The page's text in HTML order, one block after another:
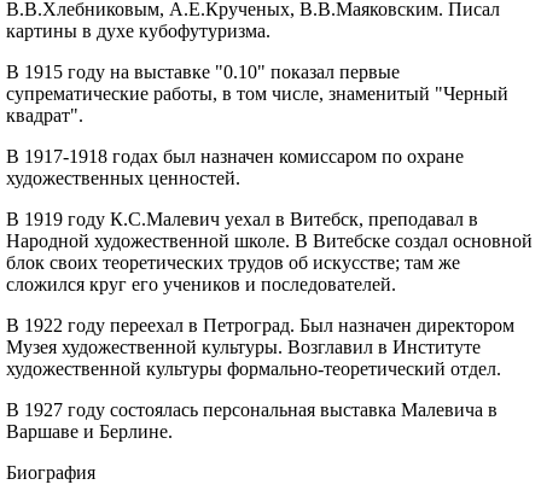
В.В.Хлебниковым, А.Е.Крученых, В.В.Маяковским. Писал
картины в духе кубофутуризма.
В 1915 году на выставке "0.10" показал первые
супрематические работы, в том числе, знаменитый "Черный
квадрат".
В 1917-1918 годах был назначен комиссаром по охране
художественных ценностей.
В 1919 году К.С.Малевич уехал в Витебск, преподавал в
Народной художественной школе. В Витебске создал основной
блок своих теоретических трудов об искусстве; там же
сложился круг его учеников и последователей.
В 1922 году переехал в Петроград. Был назначен директором
Музея художественной культуры. Возглавил в Институте
художественной культуры формально-теоретический отдел.
В 1927 году состоялась персональная выставка Малевича в
Варшаве и Берлине.
Биография